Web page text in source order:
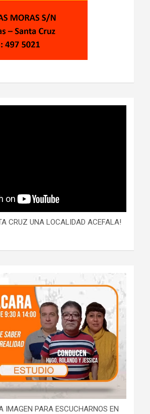
CRUZ UNA LOCALIDAD ACEFALA!
IMAGEN PARA ESCUCHARNOS EN